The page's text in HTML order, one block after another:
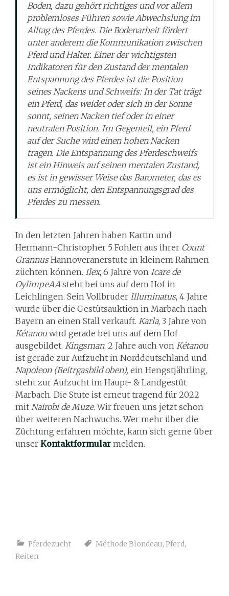
Boden, dazu gehört richtiges und vor allem
problemloses Führen sowie Abwechslung im
Alltag des Pferdes. Die Bodenarbeit fördert
unter anderem die Kommunikation zwischen
Pferd und Halter. Einer der wichtigsten
Indikatoren für den Zustand der mentalen
Entspannung des Pferdes ist die Position
seines Nackens und Schweifs: In der Tat trägt
ein Pferd, das weidet oder sich in der Sonne
sonnt, seinen Nacken tief oder in einer
neutralen Position. Im Gegenteil, ein Pferd
auf der Suche wird einen hohen Nacken
tragen. Die Entspannung des Pferdeschweifs
ist ein Hinweis auf seinen mentalen Zustand,
es ist in gewisser Weise das Barometer, das es
uns ermöglicht, den Entspannungsgrad des
Pferdes zu messen.
In den letzten Jahren haben Kartin und
Hermann-Christopher 5 Fohlen aus ihrer Count
GrannusHannoveranerstute in kleinem Rahmen
züchten können. Ilex, 6 Jahre von Icare de
OylimpeAAsteht bei uns auf dem Hof in
Leichlingen. Sein Vollbruder Illuminatus, 4 Jahre
wurde über die Gestütsauktion in Marbach nach
Bayern an einen Stall verkauft. Karla, 3 Jahre von
Kétanouwird gerade bei uns auf dem Hof
ausgebildet. Kingsman, 2 Jahre auch von Kétanou
ist gerade zur Aufzucht in Norddeutschland und
Napoleon (Beitrgasbild oben), ein Hengstjährling,
steht zur Aufzucht im Haupt- & Landgestüt
Marbach. Die Stute ist erneut tragend für 2022
mit Nairobi de Muze. Wir freuen uns jetzt schon
über weiteren Nachwuchs. Wer mehr über die
Züchtung erfahren möchte, kann sich gerne über
unser Kontaktformular melden.
Pferdezucht Méthode Blondeau, Pferd,
Reiten